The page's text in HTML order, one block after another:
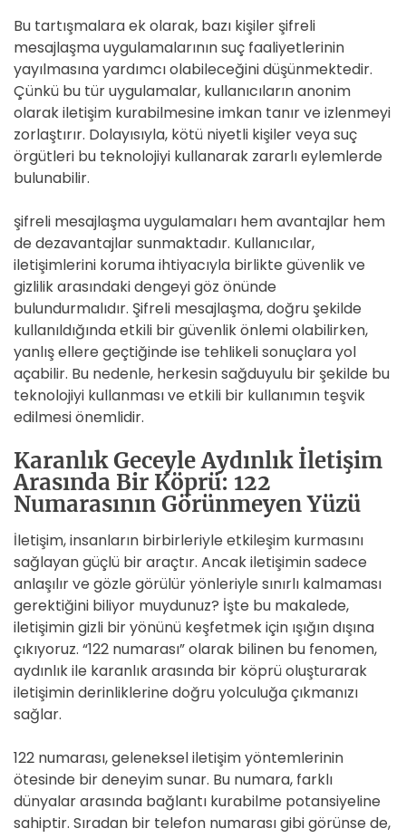
Bu tartışmalara ek olarak, bazı kişiler şifreli
mesajlaşma uygulamalarının suç faaliyetlerinin
yayılmasına yardımcı olabileceğini düşünmektedir.
Çünkü bu tür uygulamalar, kullanıcıların anonim
olarak iletişim kurabilmesine imkan tanır ve izlenmeyi
zorlaştırır. Dolayısıyla, kötü niyetli kişiler veya suç
örgütleri bu teknolojiyi kullanarak zararlı eylemlerde
bulunabilir.
şifreli mesajlaşma uygulamaları hem avantajlar hem
de dezavantajlar sunmaktadır. Kullanıcılar,
iletişimlerini koruma ihtiyacıyla birlikte güvenlik ve
gizlilik arasındaki dengeyi göz önünde
bulundurmalıdır. Şifreli mesajlaşma, doğru şekilde
kullanıldığında etkili bir güvenlik önlemi olabilirken,
yanlış ellere geçtiğinde ise tehlikeli sonuçlara yol
açabilir. Bu nedenle, herkesin sağduyulu bir şekilde bu
teknolojiyi kullanması ve etkili bir kullanımın teşvik
edilmesi önemlidir.
Karanlık Geceyle Aydınlık İletişim
Arasında Bir Köprü: 122
Numarasının Görünmeyen Yüzü
İletişim, insanların birbirleriyle etkileşim kurmasını
sağlayan güçlü bir araçtır. Ancak iletişimin sadece
anlaşılır ve gözle görülür yönleriyle sınırlı kalmaması
gerektiğini biliyor muydunuz? İşte bu makalede,
iletişimin gizli bir yönünü keşfetmek için ışığın dışına
çıkıyoruz. “122 numarası” olarak bilinen bu fenomen,
aydınlık ile karanlık arasında bir köprü oluşturarak
iletişimin derinliklerine doğru yolculuğa çıkmanızı
sağlar.
122 numarası, geleneksel iletişim yöntemlerinin
ötesinde bir deneyim sunar. Bu numara, farklı
dünyalar arasında bağlantı kurabilme potansiyeline
sahiptir. Sıradan bir telefon numarası gibi görünse de,